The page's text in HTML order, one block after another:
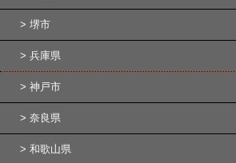
堺市
兵庫県
神戸市
奈良県
和歌山県